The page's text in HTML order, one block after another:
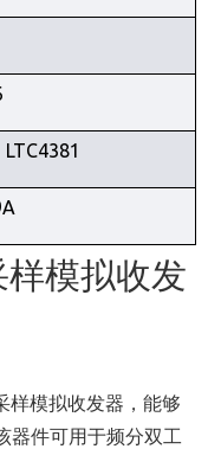
LTC4381
模拟收发
样模拟收发器，能够
器件可用于频分双工